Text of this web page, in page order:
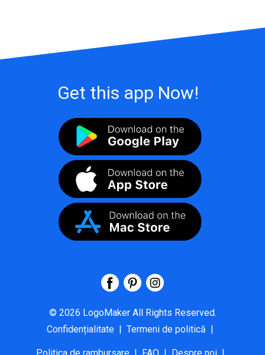
Get this app Now!
© 2026 LogoMaker All Rights Reserved.
Confidențialitate | Termeni de politică |